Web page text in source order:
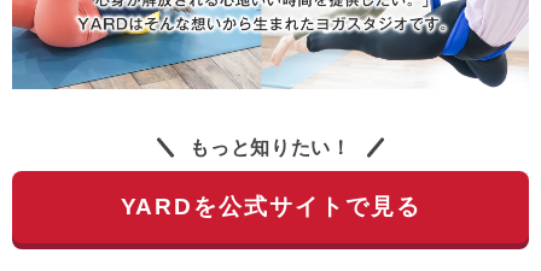
もっと知りたい！
YARDを公式サイトで見る